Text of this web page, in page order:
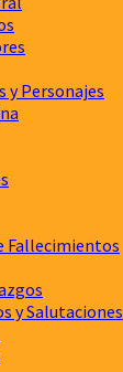
y Personajes
Fallecimientos
y Salutaciones